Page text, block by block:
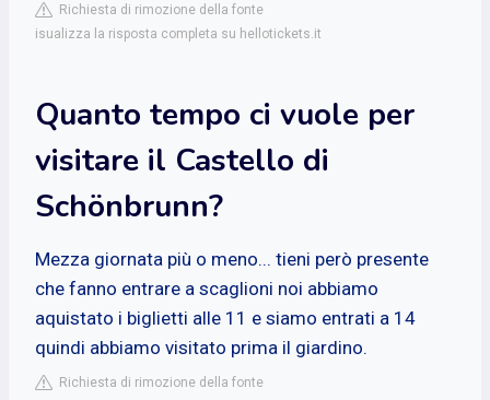
Richiesta di rimozione della fonte
isualizza la risposta completa su hellotickets.it
Quanto tempo ci vuole per
visitare il Castello di
Schönbrunn?
Mezza giornata più o meno... tieni però presente
che fanno entrare a scaglioni noi abbiamo
aquistato i biglietti alle 11 e siamo entrati a 14
quindi abbiamo visitato prima il giardino.
Richiesta di rimozione della fonte